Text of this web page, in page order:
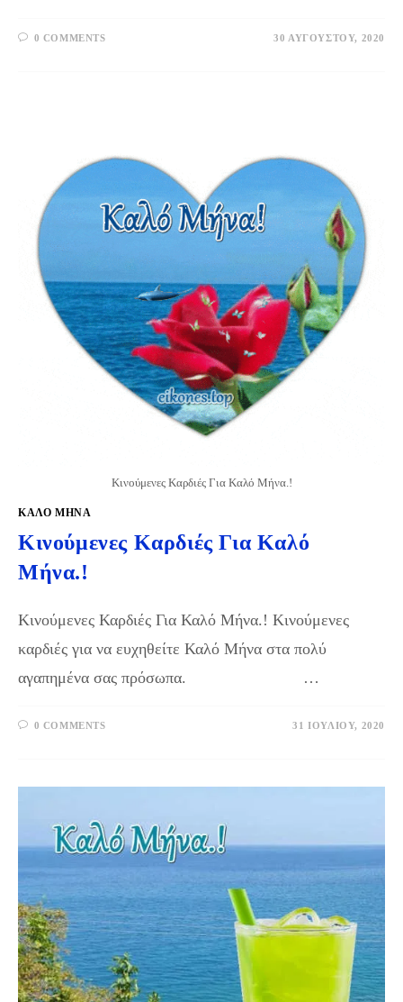
0 COMMENTS 30 ΑΥΓΟΎΣΤΟΥ, 2020
Κινούμενες Καρδιές Για Καλό Μήνα.!
ΚΑΛΟ ΜΗΝΑ
Κινούμενες Καρδιές Για Καλό
Μήνα.!
Κινούμενες Καρδιές Για Καλό Μήνα.! Κινούμενες
καρδιές για να ευχηθείτε Καλό Μήνα στα πολύ
αγαπημένα σας πρόσωπα. …
0 COMMENTS 31 ΙΟΥΛΊΟΥ, 2020